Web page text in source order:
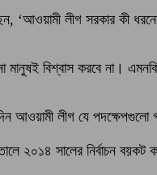
‘আওয়ামী লীগ সরকার কী
মানুষই বিশ্বাস করবে না।
আওয়ামী লীগ যে
২০১৪ সালের নির্বাচন